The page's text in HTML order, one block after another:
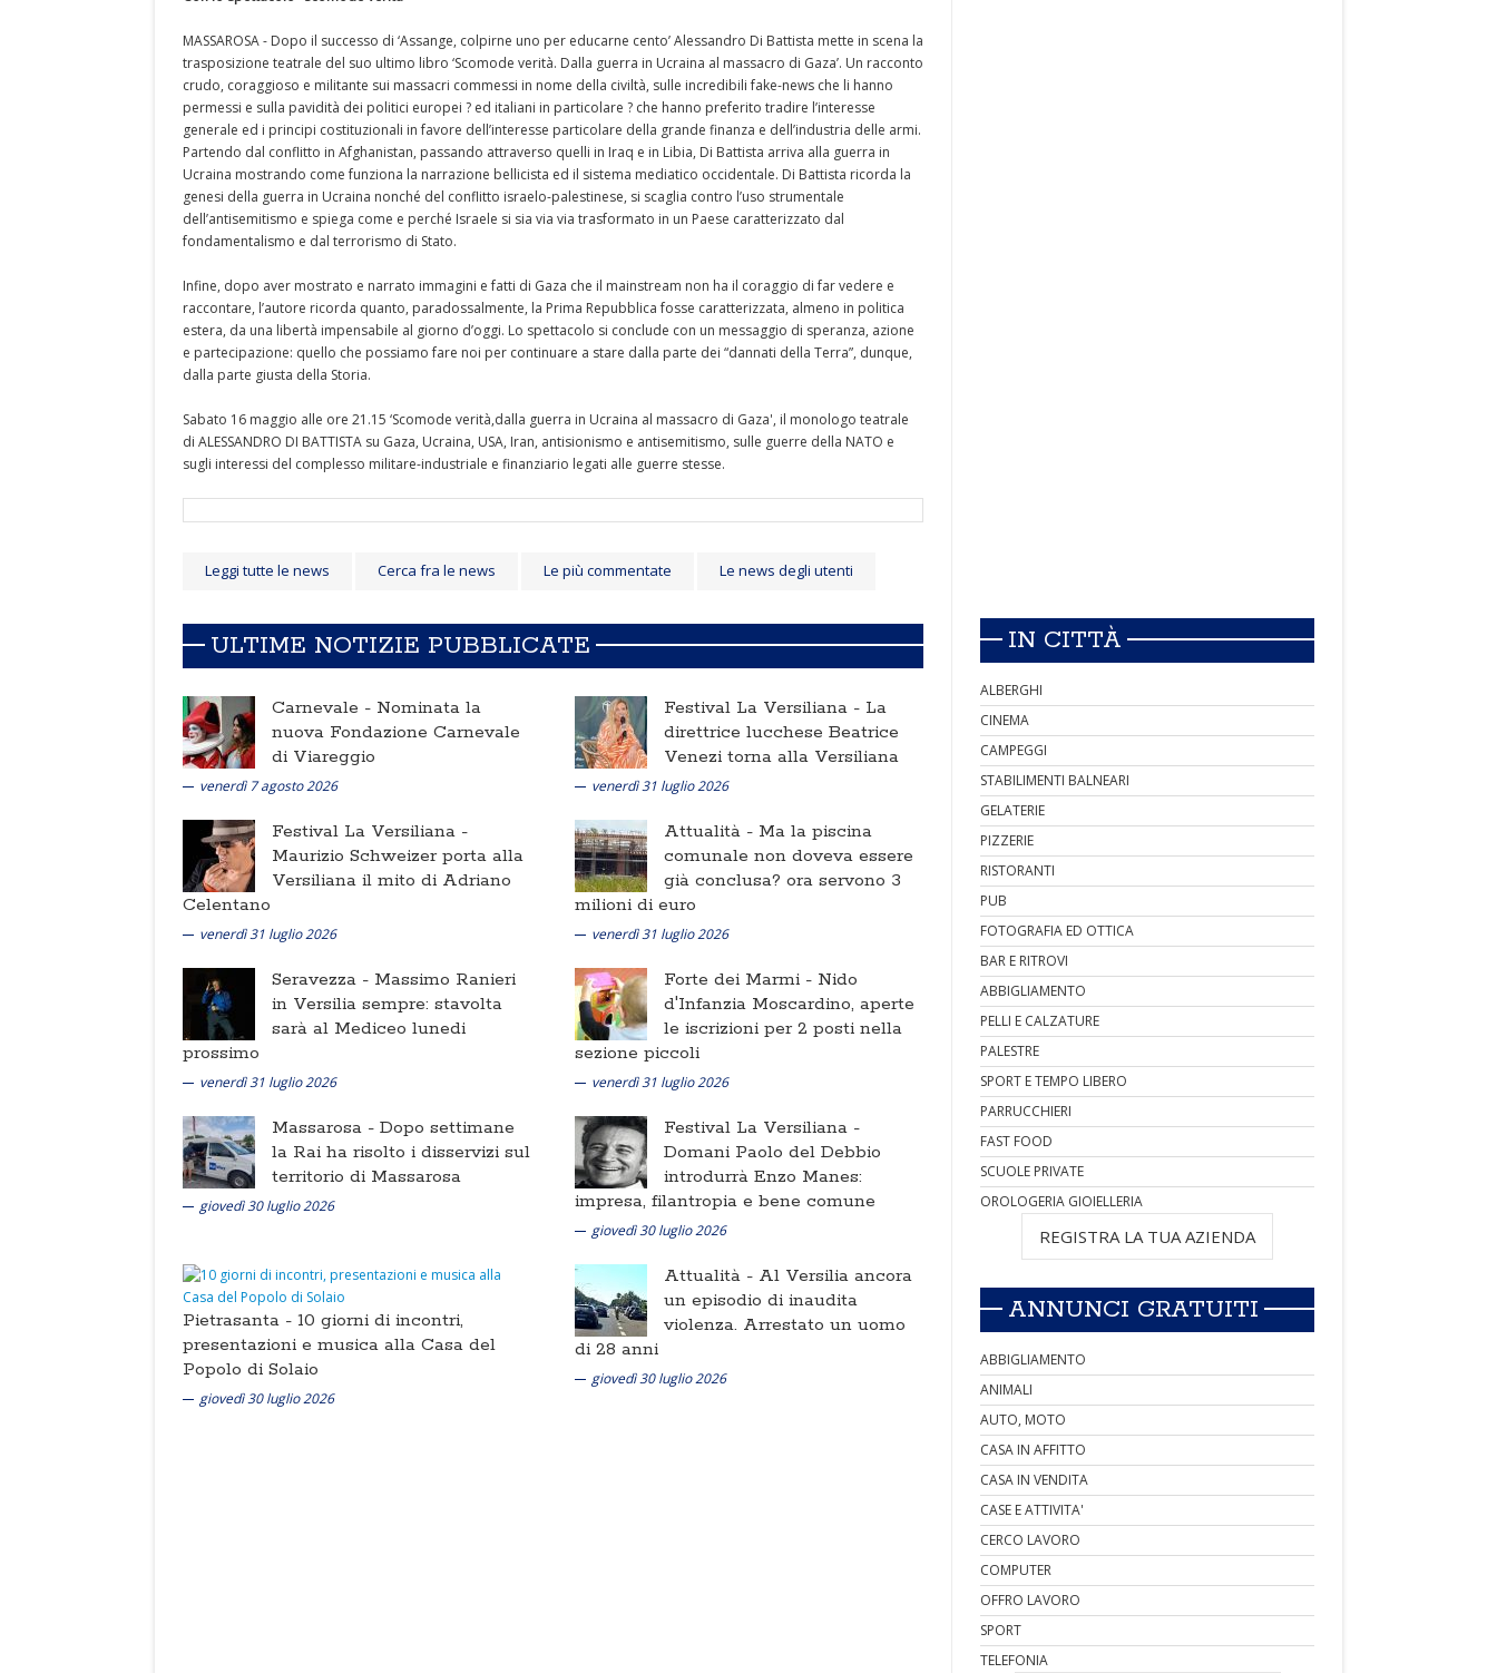
MASSAROSA - Dopo il successo di ‘Assange, colpirne uno per educarne cento’ Alessandro Di Battista mette in scena la
trasposizione teatrale del suo ultimo libro ‘Scomode verità. Dalla guerra in Ucraina al massacro di Gaza’. Un racconto
crudo, coraggioso e militante sui massacri commessi in nome della civiltà, sulle incredibili fake-news che li hanno
permessi e sulla pavidità dei politici europei ? ed italiani in particolare ? che hanno preferito tradire l’interesse
generale ed i principi costituzionali in favore dell’interesse particolare della grande finanza e dell’industria delle armi.
Partendo dal conflitto in Afghanistan, passando attraverso quelli in Iraq e in Libia, Di Battista arriva alla guerra in
Ucraina mostrando come funziona la narrazione bellicista ed il sistema mediatico occidentale. Di Battista ricorda la
genesi della guerra in Ucraina nonché del conflitto israelo-palestinese, si scaglia contro l’uso strumentale
dell’antisemitismo e spiega come e perché Israele si sia via via trasformato in un Paese caratterizzato dal
fondamentalismo e dal terrorismo di Stato.
Infine, dopo aver mostrato e narrato immagini e fatti di Gaza che il mainstream non ha il coraggio di far vedere e
raccontare, l’autore ricorda quanto, paradossalmente, la Prima Repubblica fosse caratterizzata, almeno in politica
estera, da una libertà impensabile al giorno d’oggi. Lo spettacolo si conclude con un messaggio di speranza, azione
e partecipazione: quello che possiamo fare noi per continuare a stare dalla parte dei “dannati della Terra”, dunque,
dalla parte giusta della Storia.
Sabato 16 maggio alle ore 21.15 ‘Scomode verità,dalla guerra in Ucraina al massacro di Gaza', il monologo teatrale
di ALESSANDRO DI BATTISTA su Gaza, Ucraina, USA, Iran, antisionismo e antisemitismo, sulle guerre della NATO e
sugli interessi del complesso militare-industriale e finanziario legati alle guerre stesse.
Leggi tutte le news Cerca fra le news Le più commentate Le news degli utenti
ULTIME NOTIZIE PUBBLICATE
Carnevale - Nominata la
nuova Fondazione Carnevale
di Viareggio
venerdì 7 agosto 2026
Festival La Versiliana - La
direttrice lucchese Beatrice
Venezi torna alla Versiliana
venerdì 31 luglio 2026
Festival La Versiliana -
Maurizio Schweizer porta alla
Versiliana il mito di Adriano
Celentano
venerdì 31 luglio 2026
Attualità - Ma la piscina
comunale non doveva essere
già conclusa? ora servono 3
milioni di euro
venerdì 31 luglio 2026
Seravezza - Massimo Ranieri
in Versilia sempre: stavolta
sarà al Mediceo lunedi
prossimo
venerdì 31 luglio 2026
Forte dei Marmi - Nido
d'Infanzia Moscardino, aperte
le iscrizioni per 2 posti nella
sezione piccoli
venerdì 31 luglio 2026
Massarosa - Dopo settimane
la Rai ha risolto i disservizi sul
territorio di Massarosa
giovedì 30 luglio 2026
Festival La Versiliana -
Domani Paolo del Debbio
introdurrà Enzo Manes:
impresa, filantropia e bene comune
giovedì 30 luglio 2026
Pietrasanta - 10 giorni di incontri,
presentazioni e musica alla Casa del
Popolo di Solaio
giovedì 30 luglio 2026
Attualità - Al Versilia ancora
un episodio di inaudita
violenza. Arrestato un uomo
di 28 anni
giovedì 30 luglio 2026
IN CITTÀ
ALBERGHI
CINEMA
CAMPEGGI
STABILIMENTI BALNEARI
GELATERIE
PIZZERIE
RISTORANTI
PUB
FOTOGRAFIA ED OTTICA
BAR E RITROVI
ABBIGLIAMENTO
PELLI E CALZATURE
PALESTRE
SPORT E TEMPO LIBERO
PARRUCCHIERI
FAST FOOD
SCUOLE PRIVATE
OROLOGERIA GIOIELLERIA
REGISTRA LA TUA AZIENDA
ANNUNCI GRATUITI
ABBIGLIAMENTO
ANIMALI
AUTO, MOTO
CASA IN AFFITTO
CASA IN VENDITA
CASE E ATTIVITA'
CERCO LAVORO
COMPUTER
OFFRO LAVORO
SPORT
TELEFONIA